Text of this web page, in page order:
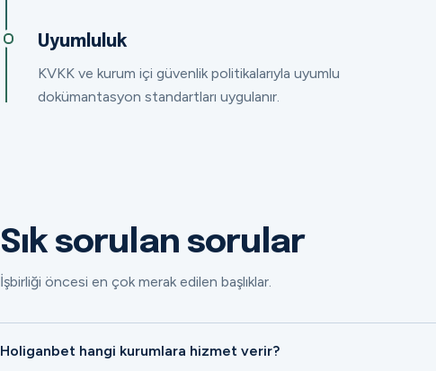
Uyumluluk
KVKK ve kurum içi güvenlik politikalarıyla uyumlu
dokümantasyon standartları uygulanır.
Sık sorulan sorular
İşbirliği öncesi en çok merak edilen başlıklar.
Holiganbet hangi kurumlara hizmet verir?